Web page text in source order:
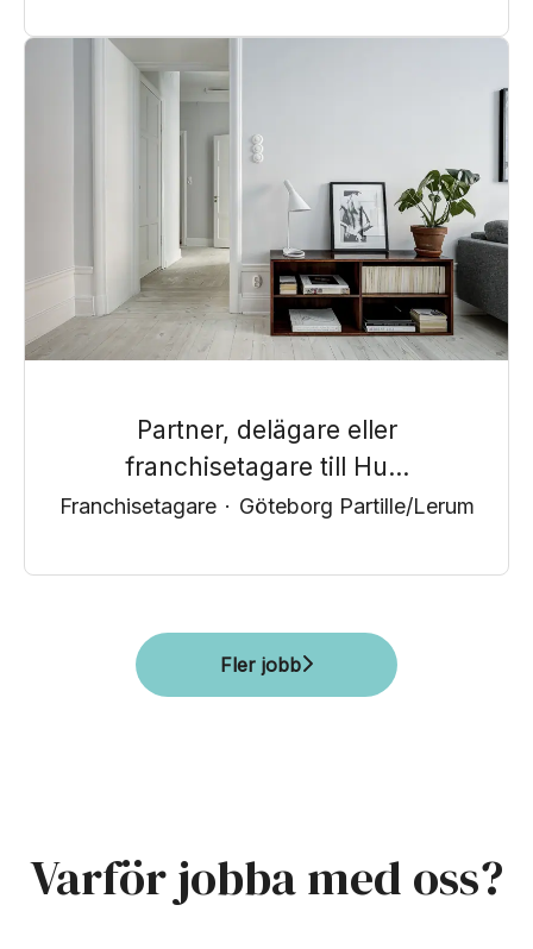
Partner, delägare eller
franchisetagare till Hu...
Franchisetagare · Göteborg Partille/Lerum
Fler jobb
Varför jobba med oss?